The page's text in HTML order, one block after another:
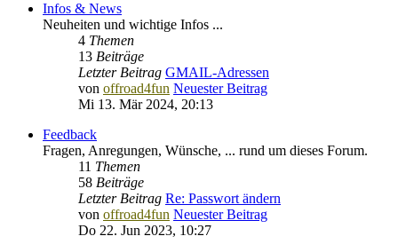
Infos & News
Neuheiten und wichtige Infos ...
4 Themen
13 Beiträge
Letzter Beitrag GMAIL-Adressen
von offroad4fun Neuester Beitrag
Mi 13. Mär 2024, 20:13
Feedback
Fragen, Anregungen, Wünsche, ... rund um dieses Forum.
11 Themen
58 Beiträge
Letzter Beitrag Re: Passwort ändern
von offroad4fun Neuester Beitrag
Do 22. Jun 2023, 10:27